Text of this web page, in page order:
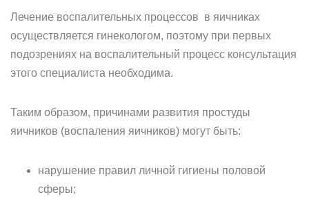
Лечение воспалительных процессов в яичниках
осуществляется гинекологом, поэтому при первых
подозрениях на воспалительный процесс консультация
этого специалиста необходима.
Таким образом, причинами развития простуды
яичников (воспаления яичников) могут быть:
нарушение правил личной гигиены половой
сферы;